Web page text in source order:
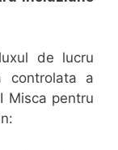
de lucru
controlata a
Misca pentru